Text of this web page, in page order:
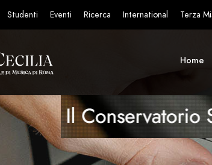
Studenti Eventi Ricerca International Terza
Home